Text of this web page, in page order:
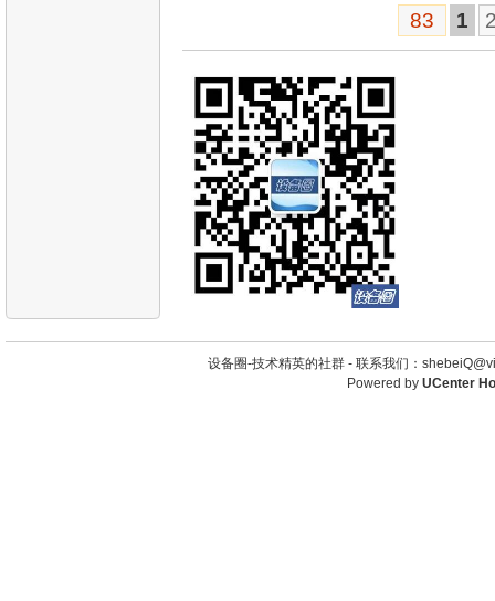
83 1
设备圈-技术精英的社群 - 联系我们：
Powered by UCenter